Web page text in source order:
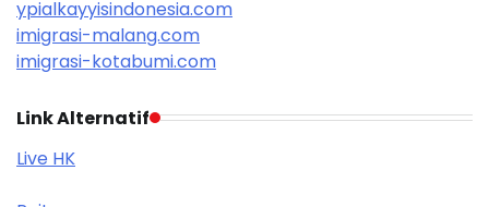
ypialkayyisindonesia.com
imigrasi-malang.com
imigrasi-kotabumi.com
Link Alternatif
Live HK